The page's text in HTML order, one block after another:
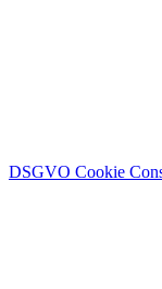
DSGVO Cookie